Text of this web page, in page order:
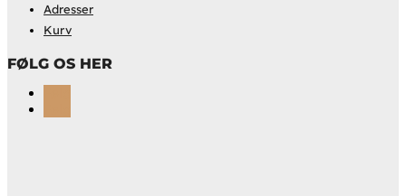
Adresser
Kurv
FØLG OS HER